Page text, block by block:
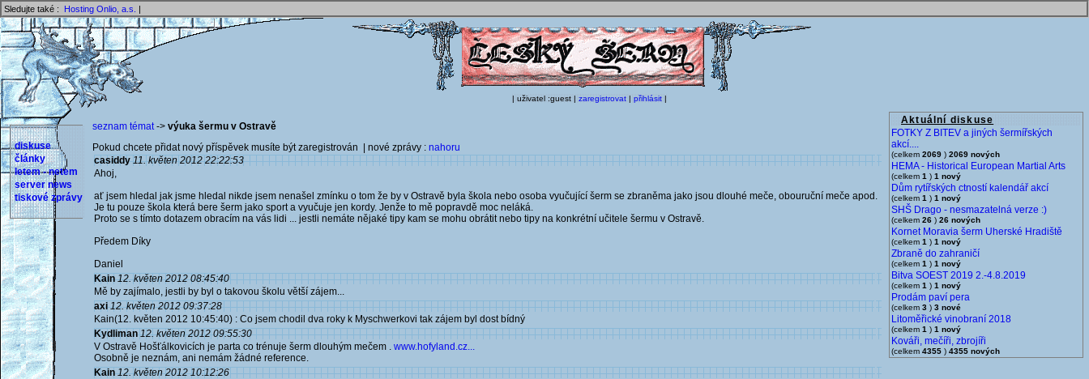
Sledujte také : Hosting Onlio, a.s. |
| uživatel :guest | zaregistrovat | přihlásit |
Aktuální diskuse
FOTKY Z BITEV a jiných šermířských
akcí....
(celkem 2069 ) 2069 nových
HEMA - Historical European Martial Arts
(celkem 1 ) 1 nový
Dům rytířských ctností kalendář akcí
(celkem 1 ) 1 nový
SHŠ Drago - nesmazatelná verze :)
(celkem 26 ) 26 nových
Kornet Moravia šerm Uherské Hradiště
(celkem 1 ) 1 nový
Zbraně do zahraničí
(celkem 1 ) 1 nový
Bitva SOEST 2019 2.-4.8.2019
(celkem 1 ) 1 nový
Prodám paví pera
(celkem 3 ) 3 nové
Litoměřické vinobraní 2018
(celkem 1 ) 1 nový
Kováři, mečíři, zbrojíři
(celkem 4355 ) 4355 nových
diskuse
články
letem - netem
server news
tiskové zprávy
seznam témat-> výuka šermu v Ostravě
Pokud chcete přidat nový příspěvek musíte být zaregistrován | nové zprávy : nahoru
casiddy 11. květen 2012 22:22:53
Ahoj,
ať jsem hledal jak jsme hledal nikde jsem nenašel zmínku o tom že by v Ostravě byla škola nebo osoba vyučující šerm se zbraněma jako jsou dlouhé meče, obouruční meče apod.
Je tu pouze škola která bere šerm jako sport a vyučuje jen kordy. Jenže to mě popravdě moc neláká.
Proto se s tímto dotazem obracím na vás lidi ... jestli nemáte nějaké tipy kam se mohu obrátit nebo tipy na konkrétní učitele šermu v Ostravě.
Předem Díky
Daniel
Kain 12. květen 2012 08:45:40
Mě by zajímalo, jestli by byl o takovou školu větší zájem...
axi 12. květen 2012 09:37:28
Kain(12. květen 2012 10:45:40) : Co jsem chodil dva roky k Myschwerkovi tak zájem byl dost bídný
Kydliman 12. květen 2012 09:55:30
V Ostravě Hošťálkovicích je parta co trénuje šerm dlouhým mečem . www.hofyland.cz...
Osobně je neznám, ani nemám žádné reference.
Kain 12. květen 2012 10:12:26